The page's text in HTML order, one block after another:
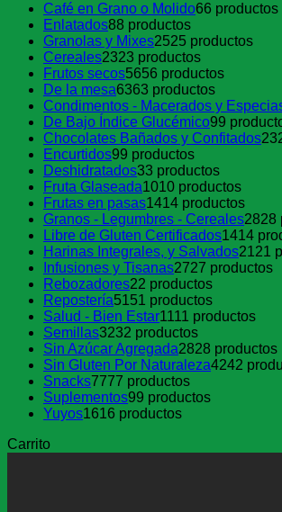
Café en Grano o Molido66 productos
Enlatados88 productos
Granolas y Mixes2525 productos
Cereales2323 productos
Frutos secos5656 productos
De la mesa6363 productos
Condimentos - Macerados y
De Bajo Índice Glucémico99
Chocolates Bañados y Confitados23
Encurtidos99 productos
Deshidratados33 productos
Fruta Glaseada1010 productos
Frutas en pasas1414 productos
Granos - Legumbres - Cereales2828
Libre de Gluten Certificados1414
Harinas Integrales, y Salvados2121
Infusiones y Tisanas2727 productos
Rebozadores22 productos
Repostería5151 productos
Salud - Bien Estar1111 productos
Semillas3232 productos
Sin Azúcar Agregada2828 productos
Sin Gluten Por Naturaleza4242
Snacks7777 productos
Suplementos99 productos
Yuyos1616 productos
Carrito